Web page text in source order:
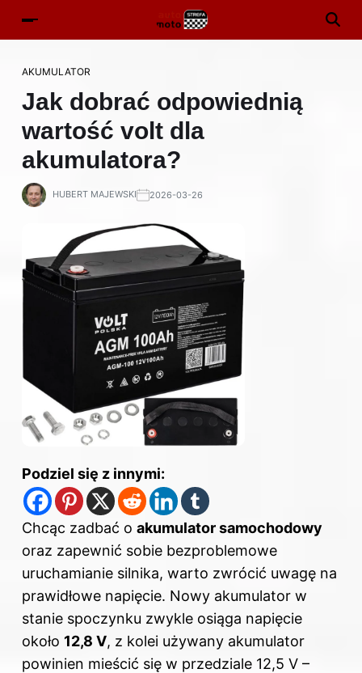
AKUMULATOR
Jak dobrać odpowiednią
wartość volt dla
akumulatora?
HUBERT MAJEWSKI 2026-03-26
Podziel się z innymi:
Chcąc zadbać o akumulator samochodowy
oraz zapewnić sobie bezproblemowe
uruchamianie silnika, warto zwrócić uwagę na
prawidłowe napięcie. Nowy akumulator w
stanie spoczynku zwykle osiąga napięcie
około 12,8 V, z kolei używany akumulator
powinien mieścić się w przedziale 12,5 V –